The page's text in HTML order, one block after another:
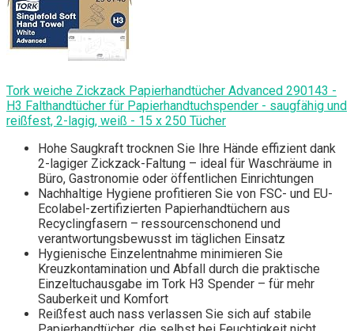
Tork weiche Zickzack Papierhandtücher Advanced 290143 -
H3 Falthandtücher für Papierhandtuchspender - saugfähig und
reißfest, 2-lagig, weiß - 15 x 250 Tücher
Hohe Saugkraft trocknen Sie Ihre Hände effizient dank
2-lagiger Zickzack-Faltung – ideal für Waschräume in
Büro, Gastronomie oder öffentlichen Einrichtungen
Nachhaltige Hygiene profitieren Sie von FSC- und EU-
Ecolabel-zertifizierten Papierhandtüchern aus
Recyclingfasern – ressourcenschonend und
verantwortungsbewusst im täglichen Einsatz
Hygienische Einzelentnahme minimieren Sie
Kreuzkontamination und Abfall durch die praktische
Einzeltuchausgabe im Tork H3 Spender – für mehr
Sauberkeit und Komfort
Reißfest auch nass verlassen Sie sich auf stabile